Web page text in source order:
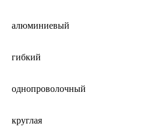
алюминиевый
гибкий
однопроволочный
круглая